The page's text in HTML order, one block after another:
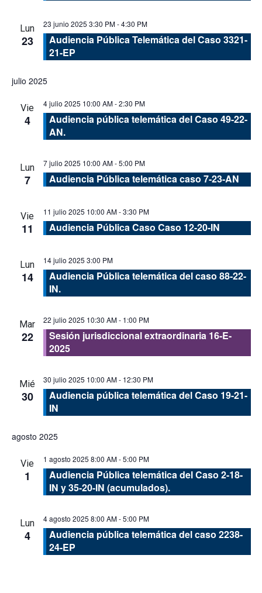
Lun
23
23 junio 2025 3:30 PM-4:30 PM
Audiencia Pública Telemática del Caso 3321-
21-EP
julio 2025
Vie
4
4 julio 2025 10:00 AM-2:30 PM
Audiencia pública telemática del Caso 49-22-
AN.
Lun
7
7 julio 2025 10:00 AM-5:00 PM
Audiencia Pública telemática caso 7-23-AN
Vie
11
11 julio 2025 10:00 AM-3:30 PM
Audiencia Pública Caso Caso 12-20-IN
Lun
14
14 julio 2025 3:00 PM
Audiencia Pública telemática del caso 88-22-
IN.
Mar
22
22 julio 2025 10:30 AM- 1:00 PM
Sesión jurisdiccional extraordinaria 16-E-
2025
Mié
30
30 julio 2025 10:00 AM- 12:30 PM
Audiencia pública telemática del Caso 19-21-
IN
agosto 2025
Vie
1
1 agosto 2025 8:00 AM-5:00 PM
Audiencia Pública telemática del Caso 2-18-
IN y 35-20-IN (acumulados).
Lun
4
4 agosto 2025 8:00 AM-5:00 PM
Audiencia pública telemática del caso 2238-
24-EP